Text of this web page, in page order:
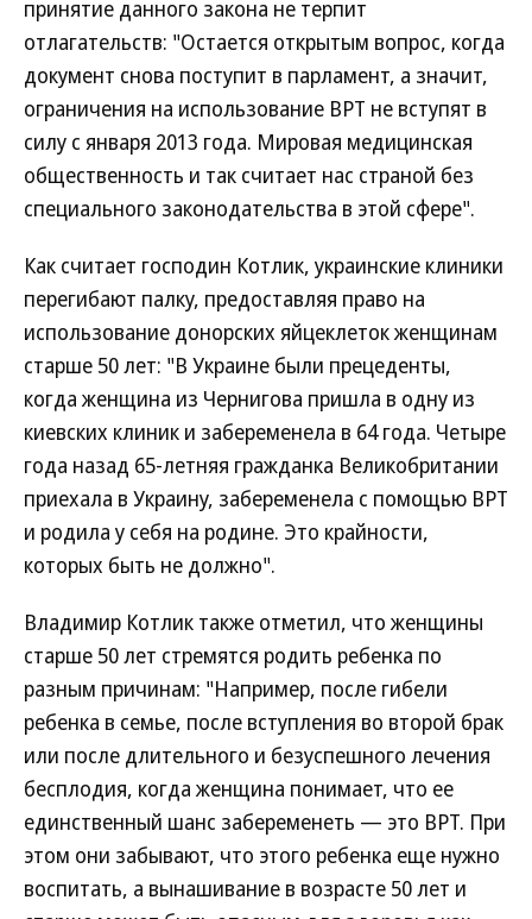
принятие данного закона не терпит
отлагательств: "Остается открытым вопрос, когда
документ снова поступит в парламент, а значит,
ограничения на использование ВРТ не вступят в
силу с января 2013 года. Мировая медицинская
общественность и так считает нас страной без
специального законодательства в этой сфере".
Как считает господин Котлик, украинские клиники
перегибают палку, предоставляя право на
использование донорских яйцеклеток женщинам
старше 50 лет: "В Украине были прецеденты,
когда женщина из Чернигова пришла в одну из
киевских клиник и забеременела в 64 года. Четыре
года назад 65-летняя гражданка Великобритании
приехала в Украину, забеременела с помощью ВРТ
и родила у себя на родине. Это крайности,
которых быть не должно".
Владимир Котлик также отметил, что женщины
старше 50 лет стремятся родить ребенка по
разным причинам: "Например, после гибели
ребенка в семье, после вступления во второй брак
или после длительного и безуспешного лечения
бесплодия, когда женщина понимает, что ее
единственный шанс забеременеть — это ВРТ. При
этом они забывают, что этого ребенка еще нужно
воспитать, а вынашивание в возрасте 50 лет и